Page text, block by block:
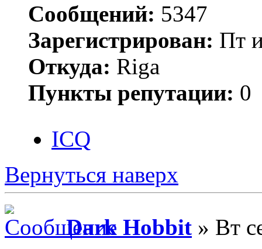
Сообщений: 5347
Зарегистрирован: Пт
Откуда: Riga
Пункты репутации: 0
ICQ
Вернуться наверх
Dark Hobbit » Вт